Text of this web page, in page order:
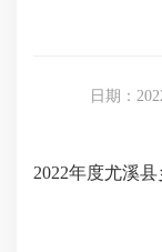
日期：
2022年度尤溪